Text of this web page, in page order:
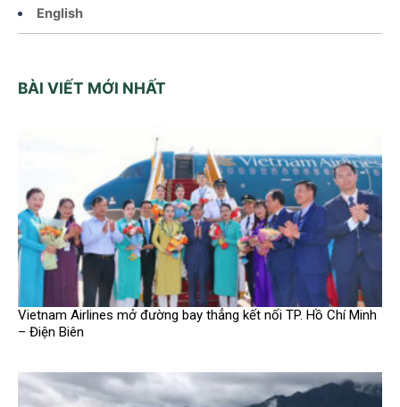
English
BÀI VIẾT MỚI NHẤT
Vietnam Airlines mở đường bay thẳng kết nối TP. Hồ Chí Minh
– Điện Biên